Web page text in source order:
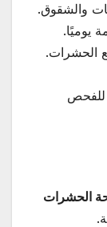
والشقوق.
يوميًا.
الحشرات.
للفحص
الحشرات